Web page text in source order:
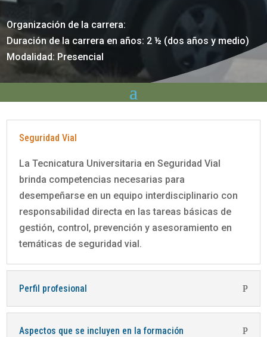
Organización de la carrera:
Duración de la carrera en años: 2 ½ (dos años y medio)
Modalidad: Presencial
Seguridad Vial
La Tecnicatura Universitaria en Seguridad Vial
brinda competencias necesarias para
desempeñarse en un equipo interdisciplinario con
responsabilidad directa en las tareas básicas de
gestión, control, prevención y asesoramiento en
temáticas de seguridad vial.
Perfil profesional
Aspectos que se incluyen en la formación